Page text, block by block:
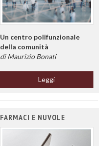
Un centro polifunzionale
della comunità
di Maurizio Bonati
Leggi
FARMACI E NUVOLE